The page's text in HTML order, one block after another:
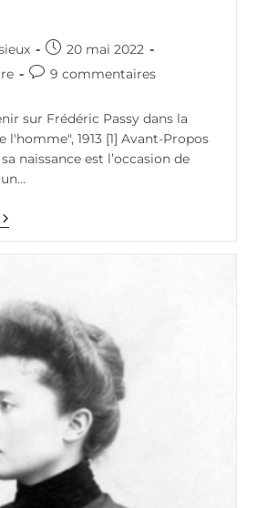
Publication
publiée :
20 mai 2022
Commentaires
9 commentaires
sur Frédéric Passy dans la
l'homme", 1913 [1] Avant-Propos
naissance est l’occasion de
Par